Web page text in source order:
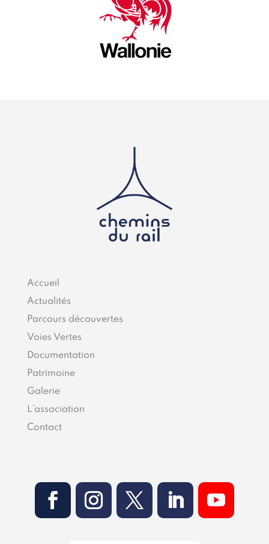
Accueil
Actualités
Parcours découvertes
Voies Vertes
Documentation
Patrimoine
Galerie
L’association
Contact